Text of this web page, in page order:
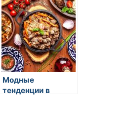
кулинарии
Модные
тенденции в